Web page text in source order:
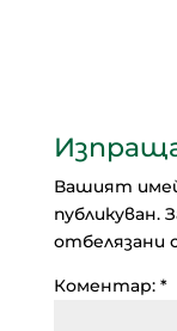
Вашият
публикуван.
отбелязани
Коментар: *